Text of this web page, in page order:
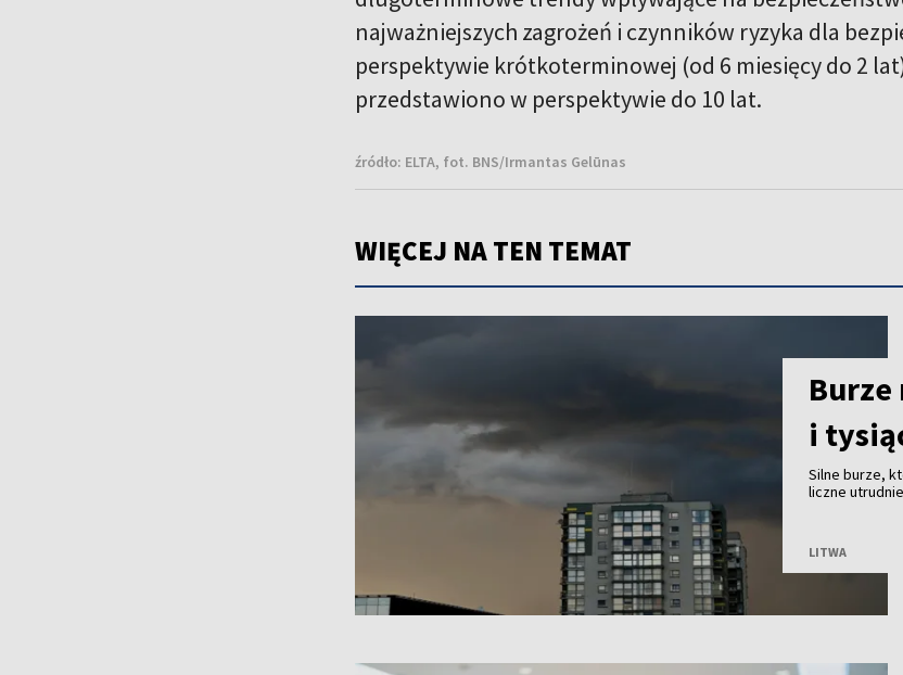
najważniejszych zagrożeń i czynników ryzyka dla
perspektywie krótkoterminowej (od 6 miesięcy do 2
przedstawiono w perspektywie do 10 lat.
źródło: ELTA, fot. BNS/Irmantas Gelūnas
WIĘCEJ NA TEN TEMAT
i
Silne burze,
liczne
LITWA